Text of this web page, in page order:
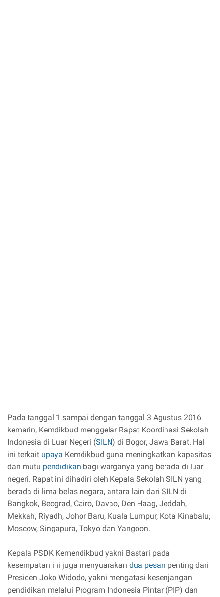
Pada tanggal 1 sampai dengan tanggal 3 Agustus 2016
kemarin, Kemdikbud menggelar Rapat Koordinasi Sekolah
Indonesia di Luar Negeri (SILN) di Bogor, Jawa Barat. Hal
ini terkait upaya Kemdikbud guna meningkatkan kapasitas
dan mutu pendidikan bagi warganya yang berada di luar
negeri. Rapat ini dihadiri oleh Kepala Sekolah SILN yang
berada di lima belas negara, antara lain dari SILN di
Bangkok, Beograd, Cairo, Davao, Den Haag, Jeddah,
Mekkah, Riyadh, Johor Baru, Kuala Lumpur, Kota Kinabalu,
Moscow, Singapura, Tokyo dan Yangoon.
Kepala PSDK Kemendikbud yakni Bastari pada
kesempatan ini juga menyuarakan dua pesan penting dari
Presiden Joko Widodo, yakni mengatasi kesenjangan
pendidikan melalui Program Indonesia Pintar (PIP) dan